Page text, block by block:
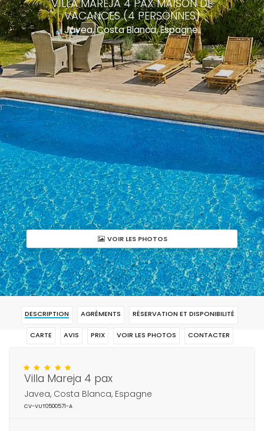
VILLA MAREJA 4 PAX MAISON DE
VACANCES (4 PERSONNES)
Javea, Costa Blanca, Espagne.
VOIR LES PHOTOS
DESCRIPTION AGRÉMENTS RÉSERVATION ET DISPONIBILITÉ
CARTE AVIS PRIX VOIR LES PHOTOS CONTACTER
Villa Mareja 4 pax
Javea, Costa Blanca, Espagne
CV-VUT0500571-A